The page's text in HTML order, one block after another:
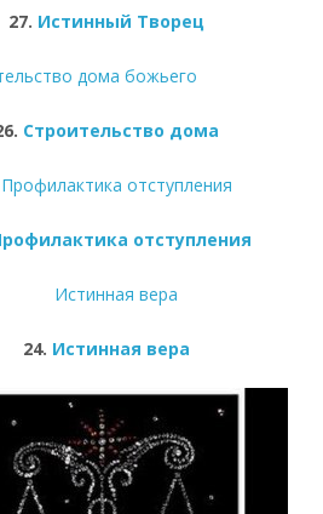
27. Истинный Творец
Строительство дома
отступления
24. Истинная вера